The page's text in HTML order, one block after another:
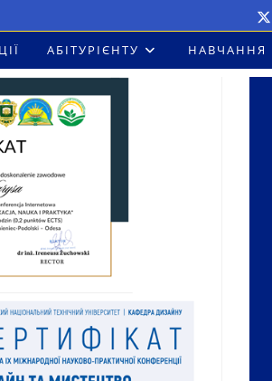
АБІТУРІЄНТУ НАВЧАННЯ